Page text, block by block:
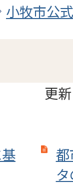
小牧市公
更